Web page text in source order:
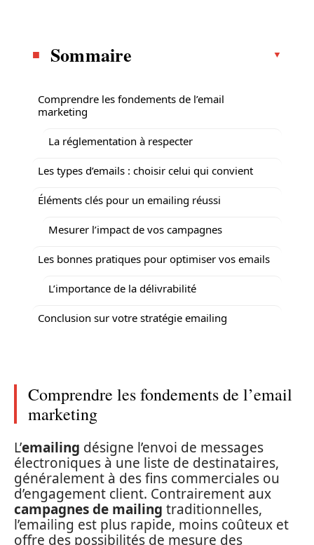
Sommaire
Comprendre les fondements de l’email
marketing
La réglementation à respecter
Les types d’emails : choisir celui qui convient
Éléments clés pour un emailing réussi
Mesurer l’impact de vos campagnes
Les bonnes pratiques pour optimiser vos emails
L’importance de la délivrabilité
Conclusion sur votre stratégie emailing
Comprendre les fondements de l’email
marketing
L’emailing désigne l’envoi de messages
électroniques à une liste de destinataires,
généralement à des fins commerciales ou
d’engagement client. Contrairement aux
campagnes de mailing traditionnelles,
l’emailing est plus rapide, moins coûteux et
offre des possibilités de mesure des